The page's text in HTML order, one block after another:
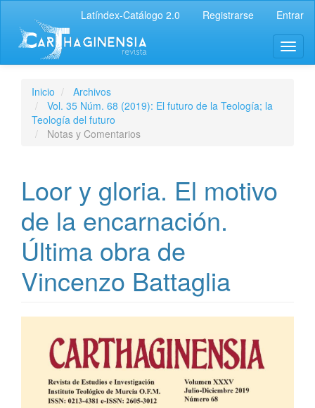
Latíndex-Catálogo 2.0 Registrarse Entrar
Inicio
Archivos
Vol. 35 Núm. 68 (2019): El futuro de la Teología; la
Teología del futuro
Notas y Comentarios
Loor y gloria. El motivo
de la encarnación.
Última obra de
Vincenzo Battaglia